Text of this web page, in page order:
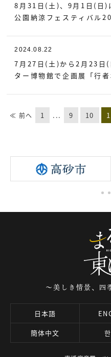
8月31日(土)、9月1日(日)
公園納涼フェスティバル
2024.08.22
7月27日(土)から2月23日(
ター博物館で企画展「行
≪ 前へ 1 ... 9 10
～美しき情景、四
日本語
簡体中文